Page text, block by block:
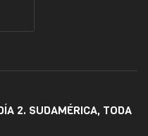
2. SUDAMÉRICA, TODA